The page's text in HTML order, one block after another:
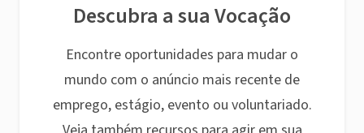
Descubra a sua Vocação
Encontre oportunidades para mudar o
mundo com o anúncio mais recente de
emprego, estágio, evento ou voluntariado.